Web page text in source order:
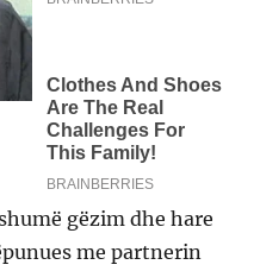
gëzim dhe hare
me partnerin